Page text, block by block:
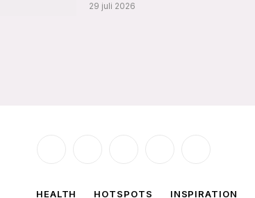
29 juli 2026
HEALTH HOTSPOTS INSPIRATION